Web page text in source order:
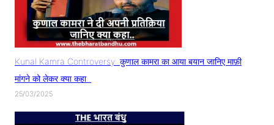
Kunal Kamra Controversy: कुणाल कामरा का आया बयान जानिए माफ़ी
मांगने को लेकर क्या कहा..
25/03/2025